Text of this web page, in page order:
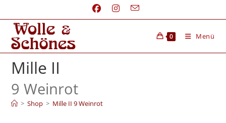
0 Menü
Mille II
9 Weinrot
> Shop > Mille II 9 Weinrot